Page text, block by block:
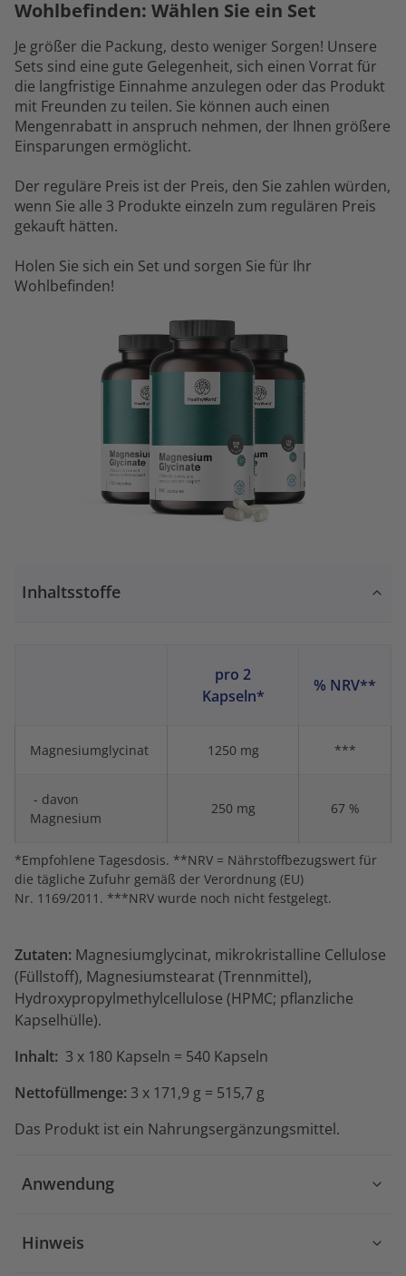
Wohlbefinden: Wählen Sie ein Set
Je größer die Packung, desto weniger Sorgen! Unsere
Sets sind eine gute Gelegenheit, sich einen Vorrat für
die langfristige Einnahme anzulegen oder das Produkt
mit Freunden zu teilen. Sie können auch einen
Mengenrabatt in anspruch nehmen, der Ihnen größere
Einsparungen ermöglicht.
Der reguläre Preis ist der Preis, den Sie zahlen würden,
wenn Sie alle 3 Produkte einzeln zum regulären Preis
gekauft hätten.
Holen Sie sich ein Set und sorgen Sie für Ihr
Wohlbefinden!
Inhaltsstoffe
pro 2
Kapseln*
% NRV**
Magnesiumglycinat 1250 mg ***
- davon
Magnesium
250 mg 67 %
*Empfohlene Tagesdosis. **NRV = Nährstoffbezugswert für
die tägliche Zufuhr gemäß der Verordnung (EU)
Nr. 1169/2011. ***NRV wurde noch nicht festgelegt.
Zutaten: Magnesiumglycinat, mikrokristalline Cellulose
(Füllstoff), Magnesiumstearat (Trennmittel),
Hydroxypropylmethylcellulose (HPMC; pflanzliche
Kapselhülle).
Inhalt: 3 x 180 Kapseln = 540 Kapseln
Nettofüllmenge: 3 x 171,9 g = 515,7 g
Das Produkt ist ein Nahrungsergänzungsmittel.
Anwendung
Hinweis